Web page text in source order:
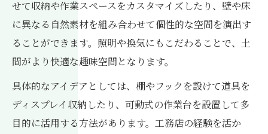
せて収納や作業スペースをカスタマイズしたり、壁や床
に異なる自然素材を組み合わせて個性的な空間を演出す
ることができます。照明や換気にもこだわることで、土
間がより快適な趣味空間となります。
具体的なアイデアとしては、棚やフックを設けて道具を
ディスプレイ収納したり、可動式の作業台を設置して多
目的に活用する方法があります。工務店の経験を活か